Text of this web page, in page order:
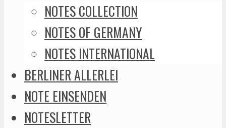
NOTES COLLECTION
NOTES OF GERMANY
NOTES INTERNATIONAL
BERLINER ALLERLEI
NOTE EINSENDEN
NOTESLETTER